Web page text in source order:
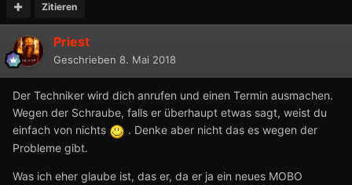
Zitieren
Priest
Geschrieben 8. Mai 2018
Der Techniker wird dich anrufen und einen Termin ausmachen.
Wegen der Schraube, falls er überhaupt etwas sagt, weist du
einfach von nichts
. Denke aber nicht das es wegen der
Probleme gibt.
Was ich eher glaube ist, das er, da er ja ein neues MOBO